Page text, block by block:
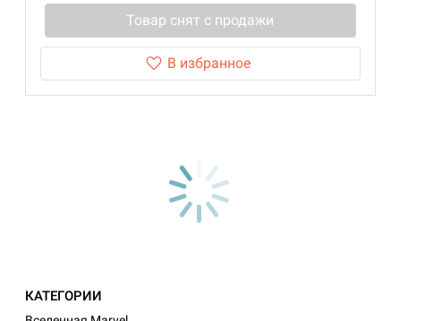
Товар снят с продажи
В избранное
КАТЕГОРИИ